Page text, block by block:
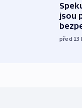
jsou
před 13